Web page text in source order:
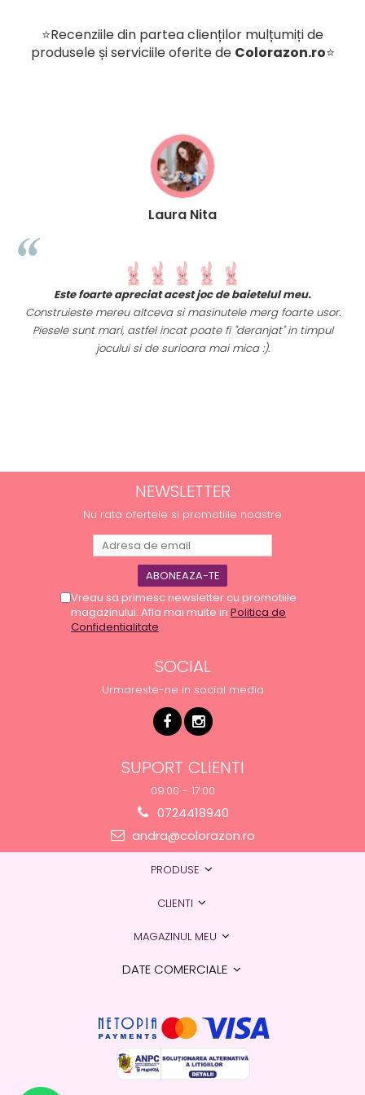
⭐Recenziile din partea clienților mulțumiți de
produsele și serviciile oferite de Colorazon.ro⭐
Laura Nita
Este foarte apreciat acest joc de baietelul meu.
Construieste mereu altceva si masinutele merg foarte usor.
Piesele sunt mari, astfel incat poate fi "deranjat" in timpul
jocului si de surioara mai mica :).
NEWSLETTER
Nu rata ofertele si promotiile noastre
Vreau sa primesc newsletter cu promotiile
magazinului. Afla mai multe in Politica de
Confidentialitate
SOCIAL
Urmareste-ne in social media
SUPORT CLIENTI
09:00 - 17:00
0724418940
andra@colorazon.ro
PRODUSE
CLIENTI
MAGAZINUL MEU
DATE COMERCIALE